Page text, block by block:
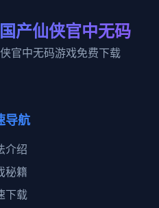
产仙侠官中无码
官中无码游戏免费下载
导航
介绍
秘籍
下载